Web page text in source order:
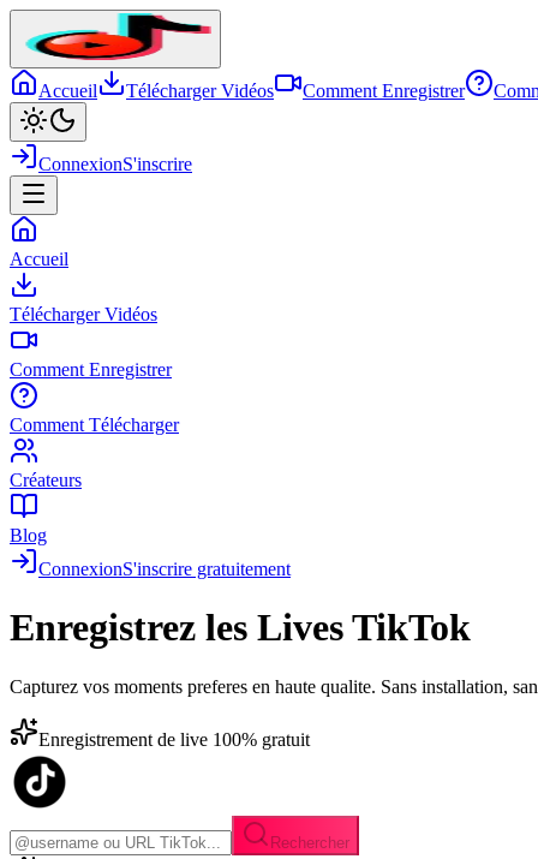
Accueil Télécharger Vidéos Comment Enregistrer
ConnexionS'inscrire
Accueil
Télécharger Vidéos
Comment Enregistrer
Comment Télécharger
Créateurs
Blog
ConnexionS'inscrire gratuitement
Enregistrez les Lives TikTok
Capturez vos moments preferes en haute qualite. Sans installation,
Enregistrement de live 100% gratuit
Rechercher